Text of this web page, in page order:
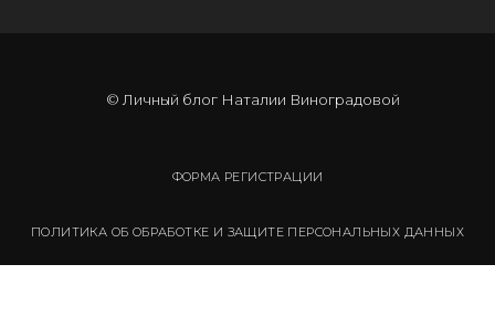
© Личный блог Наталии Виноградовой
ФОРМА РЕГИСТРАЦИИ
ПОЛИТИКА ОБ ОБРАБОТКЕ И ЗАЩИТЕ ПЕРСОНАЛЬНЫХ ДАННЫХ